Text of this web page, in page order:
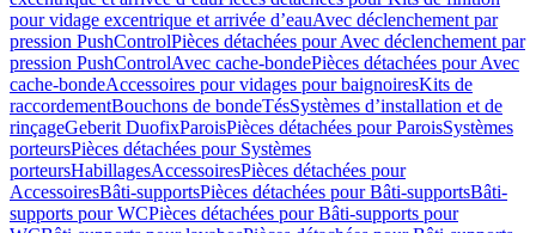
pour vidage excentrique et arrivée d’eauAvec déclenchement par
pression PushControlPièces détachées pour Avec déclenchement par
pression PushControlAvec cache-bondePièces détachées pour Avec
cache-bondeAccessoires pour vidages pour baignoiresKits de
raccordementBouchons de bondeTésSystèmes d’installation et de
rinçageGeberit DuofixParoisPièces détachées pour ParoisSystèmes
porteursPièces détachées pour Systèmes
porteursHabillagesAccessoiresPièces détachées pour
AccessoiresBâti-supportsPièces détachées pour Bâti-supportsBâti-
supports pour WCPièces détachées pour Bâti-supports pour